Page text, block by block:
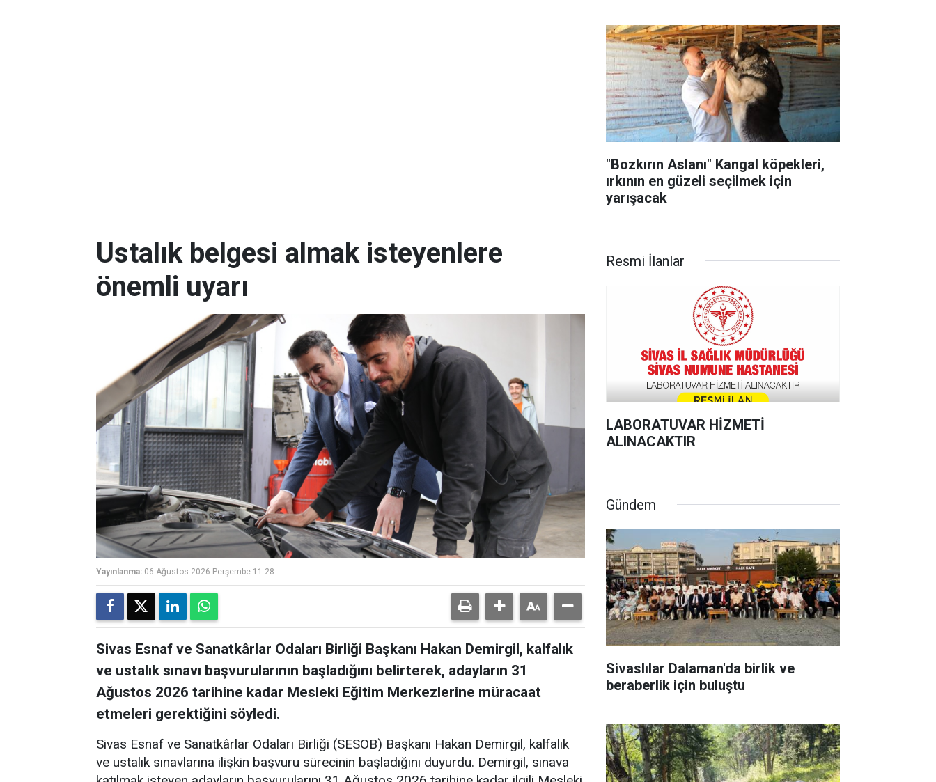
"Bozkırın Aslanı" Kangal köpekleri,
ırkının en güzeli seçilmek için
yarışacak
Ustalık belgesi almak isteyenlere
önemli uyarı
Yayınlanma: 06 Ağustos 2026 Perşembe 11:28
Sivas Esnaf ve Sanatkârlar Odaları Birliği Başkanı Hakan Demirgil, kalfalık
ve ustalık sınavı başvurularının başladığını belirterek, adayların 31
Ağustos 2026 tarihine kadar Mesleki Eğitim Merkezlerine müracaat
etmeleri gerektiğini söyledi.
Sivas Esnaf ve Sanatkârlar Odaları Birliği (SESOB) Başkanı Hakan Demirgil, kalfalık
ve ustalık sınavlarına ilişkin başvuru sürecinin başladığını duyurdu. Demirgil, sınava
Resmi İlanlar
LABORATUVAR HİZMETİ
ALINACAKTIR
Gündem
Sivaslılar Dalaman'da birlik ve
beraberlik için buluştu